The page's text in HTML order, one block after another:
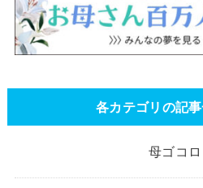
各カテゴリの記
母ゴコロ